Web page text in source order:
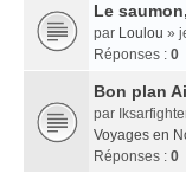
Le
par Loulou »
Réponses : 0
Bon plan
par
Voyages en
Réponses : 0